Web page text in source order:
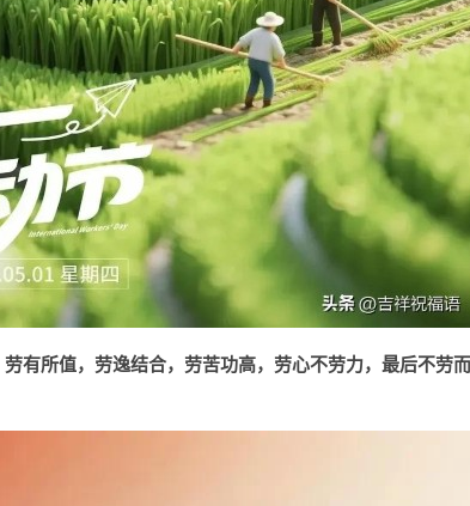
有所值，劳逸结合，劳苦功高，劳心不劳力，最后不劳